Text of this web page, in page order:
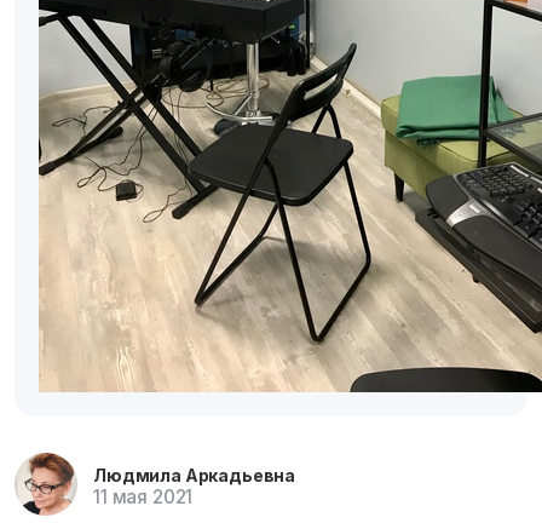
Людмила Аркадьевна
11 мая 2021